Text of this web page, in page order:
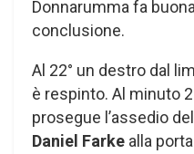
Donnarumma fa
conclusione.
Al 22° un destro dal
è respinto. Al minuto
prosegue l’assedio
Daniel Farke alla